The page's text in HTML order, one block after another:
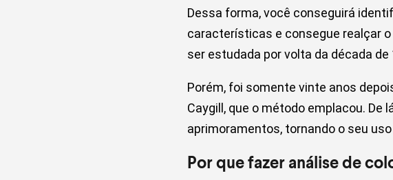
Dessa forma, você conseguirá
características e consegue realçar
ser estudada por volta da década
Porém, foi somente vinte anos
Caygill, que o método emplacou. De
aprimoramentos, tornando o seu
Por que fazer análise de